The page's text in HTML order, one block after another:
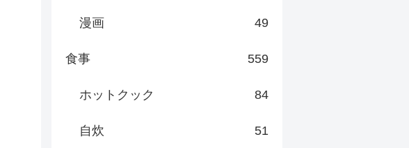
漫画 49
食事 559
ホットクック 84
自炊 51